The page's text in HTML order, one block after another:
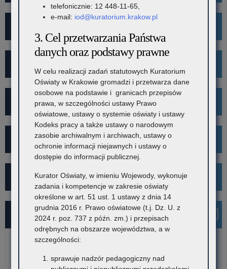
Mediacje
Projekt Kibicuj z Klasą
Kampania społeczna "Ustal z Babcią Hasło"
Najnowsze informacje
Konkurs stypendialny dla romskich uczniów szkół
telefonicznie: 12 448-11-65,
e-mail: iod@kuratorium.krakow.pl
3. Cel przetwarzania Państwa
danych oraz podstawy prawne
W celu realizacji zadań statutowych Kuratorium
Oświaty w Krakowie gromadzi i przetwarza dane
osobowe na podstawie i granicach przepisów
prawa, w szczególności ustawy Prawo
oświatowe, ustawy o systemie oświaty i ustawy
Kodeks pracy a także ustawy o narodowym
zasobie archiwalnym i archiwach, ustawy o
ochronie informacji niejawnych i ustawy o
dostępie do informacji publicznej.
Kurator Oświaty, w imieniu Wojewody, wykonuje
zadania i kompetencje w zakresie oświaty
określone w art. 51 ust. 1 ustawy z dnia 14
grudnia 2016 r. Prawo oświatowe (t.j. Dz. U. z
2024 r. poz. 737 z późn. zm.) i przepisach
odrębnych na obszarze województwa, a w
szczególności:
sprawuje nadzór pedagogiczny nad